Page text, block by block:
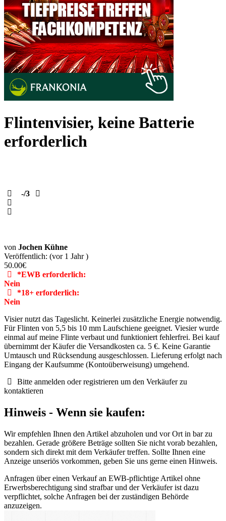
Flintenvisier, keine Batterie
erforderlich
-/3
von Jochen Kühne
Veröffentlich: (vor 1 Jahr )
50.00€
*EWB erforderlich:
Nein
*18+ erforderlich:
Nein
Visier nutzt das Tageslicht. Keinerlei zusätzliche Energie notwendig.
Für Flinten von 5,5 bis 10 mm Laufschiene geeignet. Viesier wurde
einmal auf meine Flinte verbaut und funktioniert fehlerfrei. Bei kauf
übernimmt der Käufer die Versandkosten ca. 5 €. Keine Garantie
Umtausch und Rücksendung ausgeschlossen. Lieferung erfolgt nach
Eingang der Kaufsumme (Kontoüberweisung) umgehend.
Bitte anmelden oder registrieren um den Verkäufer zu
kontaktieren
Hinweis - Wenn sie kaufen:
Wir empfehlen Ihnen den Artikel abzuholen und vor Ort in bar zu
bezahlen. Gerade größere Beträge sollten Sie nicht vorab bezahlen,
sondern sich direkt mit dem Verkäufer treffen. Sollte Ihnen eine
Anzeige unseriös vorkommen, geben Sie uns gerne einen Hinweis.
Anfragen über einen Verkauf an EWB-pflichtige Artikel ohne
Erwerbsberechtigung sind strafbar und der Verkäufer ist dazu
verpflichtet, solche Anfragen bei der zuständigen Behörde
anzuzeigen.